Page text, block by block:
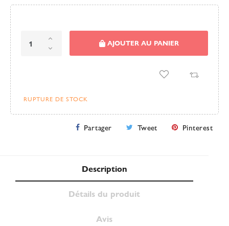
AJOUTER AU PANIER
RUPTURE DE STOCK
Partager Tweet Pinterest
Description
Détails du produit
Avis